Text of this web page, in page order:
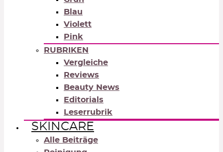
Blau
Violett
Pink
RUBRIKEN
Vergleiche
Reviews
Beauty News
Editorials
Leserrubrik
SKINCARE
Alle Beiträge